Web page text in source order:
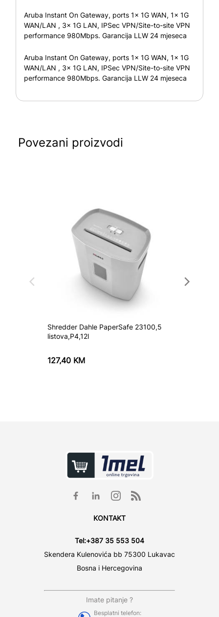
Aruba Instant On Gateway, ports 1x 1G WAN, 1x 1G
WAN/LAN , 3x 1G LAN, IPSec VPN/Site-to-site VPN
performance 980Mbps. Garancija LLW 24 mjeseca
Aruba Instant On Gateway, ports 1x 1G WAN, 1x 1G
WAN/LAN , 3x 1G LAN, IPSec VPN/Site-to-site VPN
performance 980Mbps. Garancija LLW 24 mjeseca
Povezani proizvodi
Shredder Dahle PaperSafe 23100,5
listova,P4,12l
127,40 KM
KONTAKT
Tel:+387 35 553 504
Skendera Kulenovića bb 75300 Lukavac
Bosna i Hercegovina
Imate pitanje ?
Besplatni telefon: